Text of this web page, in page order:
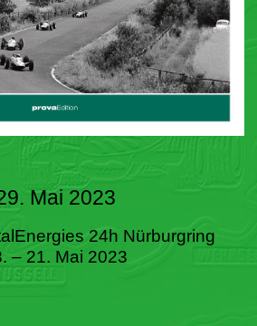
Mai 2023
24h Nürburgring
– 21. Mai 2023